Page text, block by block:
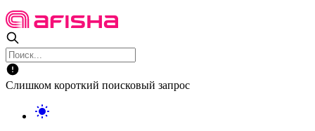
Слишком короткий поисковый запрос